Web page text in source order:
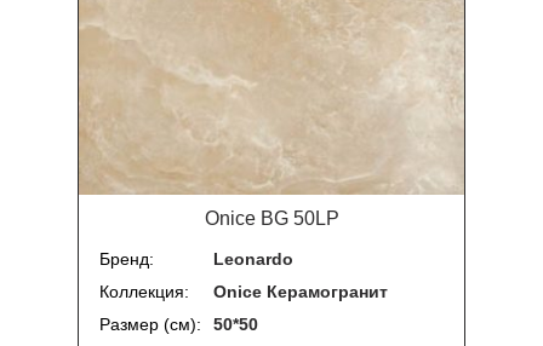
Onice BG 50LP
Бренд
Leonardo
Коллекция
Onice Керамогранит
Размер (см)
50*50